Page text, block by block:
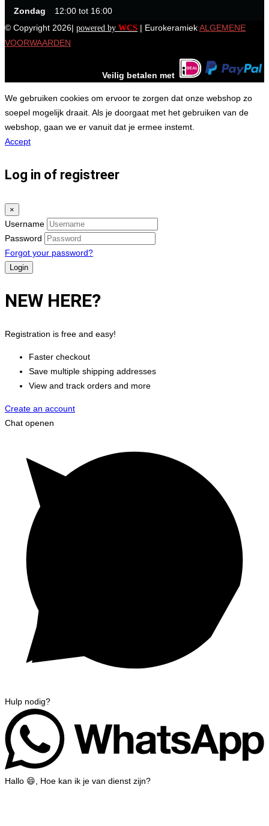
Zondag
12:00 tot 16:00
© Copyright 2026| powered by WCS | EurokeramiekALGEMENE
VOORWAARDEN
Veilig betalen met
We gebruiken cookies om ervoor te zorgen dat onze webshop zo
soepel mogelijk draait. Als je doorgaat met het gebruiken van de
webshop, gaan we er vanuit dat je ermee instemt.
Accept
Log in of registreer
×
Username
Password
Forgot your password?
NEW HERE?
Registration is free and easy!
Faster checkout
Save multiple shipping addresses
View and track orders and more
Create an account
Chat openen
Hulp nodig?
Hallo 😄, Hoe kan ik je van dienst zijn?